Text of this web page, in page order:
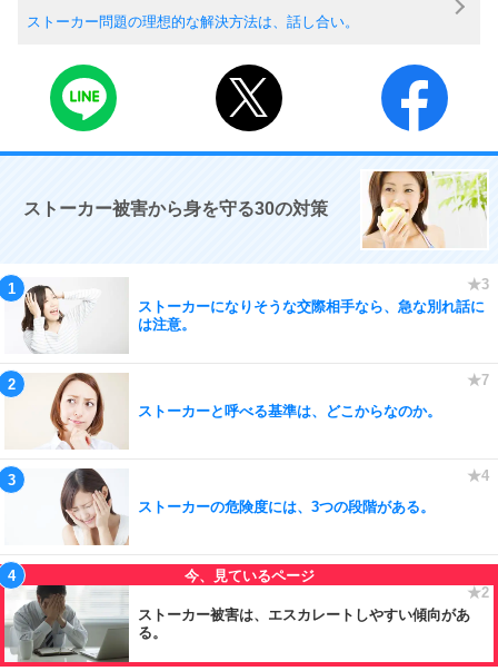
ストーカー問題の理想的な解決方法は、話し合い。
ストーカー被害から身を守る30の対策
ストーカーになりそうな交際相手なら、急な別れ話に
は注意。
ストーカーと呼べる基準は、どこからなのか。
ストーカーの危険度には、3つの段階がある。
ストーカー被害は、エスカレートしやすい傾向があ
る。